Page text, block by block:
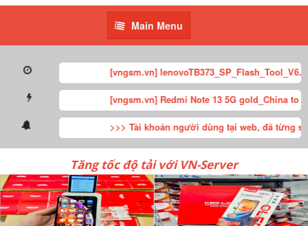
Main
Menu
Main Menu
[vngsm.vn] lenovoTB373_SP_Flash_Tool_V6.zip
[vngsm.vn] Redmi Note 13 5G gold_China to
>>> Tài khoản người dùng tại web, đã từng
Tăng tốc độ tải với VN-Server